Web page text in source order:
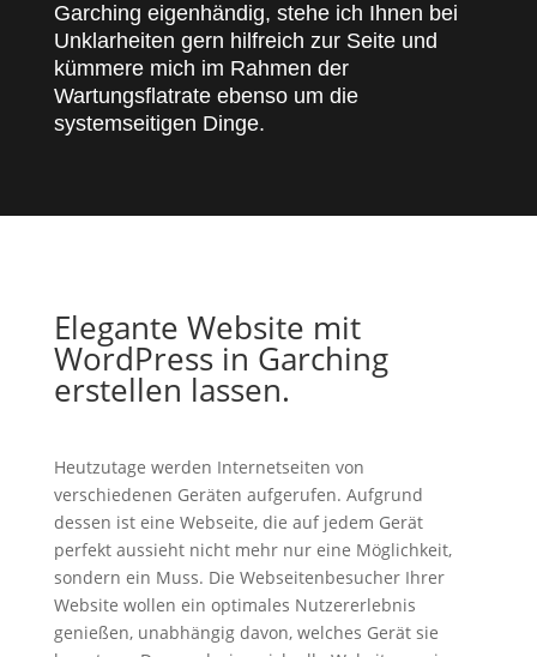
Garching eigenhändig, stehe ich Ihnen bei
Unklarheiten gern hilfreich zur Seite und
kümmere mich im Rahmen der
Wartungsflatrate ebenso um die
systemseitigen Dinge.
Elegante Website mit
WordPress in Garching
erstellen lassen.
Heutzutage werden Internetseiten von
verschiedenen Geräten aufgerufen. Aufgrund
dessen ist eine Webseite, die auf jedem Gerät
perfekt aussieht nicht mehr nur eine Möglichkeit,
sondern ein Muss. Die Webseitenbesucher Ihrer
Website wollen ein optimales Nutzererlebnis
genießen, unabhängig davon, welches Gerät sie